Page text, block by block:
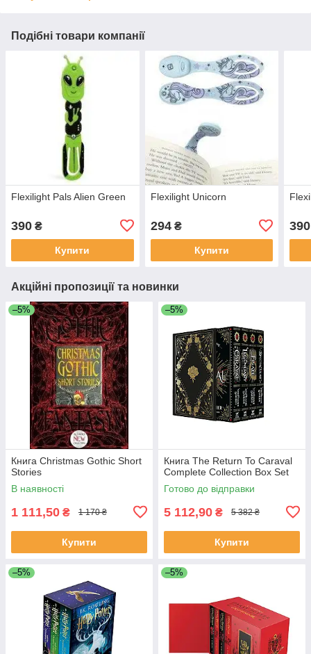
Подібні товари компанії
Flexilight Pals Alien Green
390 ₴
Купити
Flexilight Unicorn
294₴
Купити
390
Акційні пропозиції та новинки
–5%
Книга Christmas Gothic Short
Stories
В наявності
1 111,50 ₴ 1 170 ₴
Купити
–5%
Книга The Return To Caraval
Complete Collection Box Set
Готово до відправки
5 112,90 ₴ 5 382 ₴
Купити
–5% –5%